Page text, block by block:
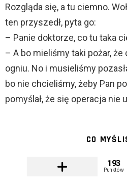
Rozgląda się, a tu ciemno.
ten przyszedł, pyta go:
– Panie doktorze, co tu taka
– A bo mieliśmy taki pożar, że
ogniu. No i musieliśmy
bo nie chcieliśmy, żeby Pan
pomyślał, że się operacja nie
CO
193
Punktów